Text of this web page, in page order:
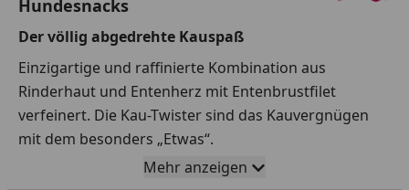
Hundesnacks
Der völlig abgedrehte Kauspaß
Einzigartige und raffinierte Kombination aus
Rinderhaut und Entenherz mit Entenbrustfilet
verfeinert. Die Kau-Twister sind das Kauvergnügen
mit dem besonders „Etwas“.
FütterungsempfehlungMehr anzeigen